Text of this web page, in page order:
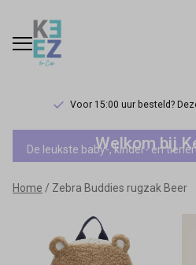
Voor 15:00 uur besteld?
Zebra
Buddies
rugzak
Beer
Welkom bij
De leukste baby-, kinder- en
Home Zebra Buddies rugzak Beer